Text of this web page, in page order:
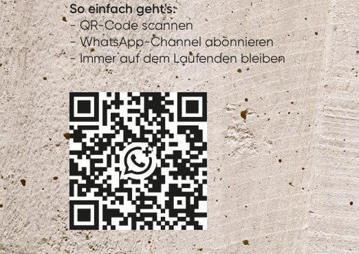
So einfach geht's:
- QR-Code scannen
- WhatsApp-Channel abonnieren
- Immer auf dem Laufenden bleiben